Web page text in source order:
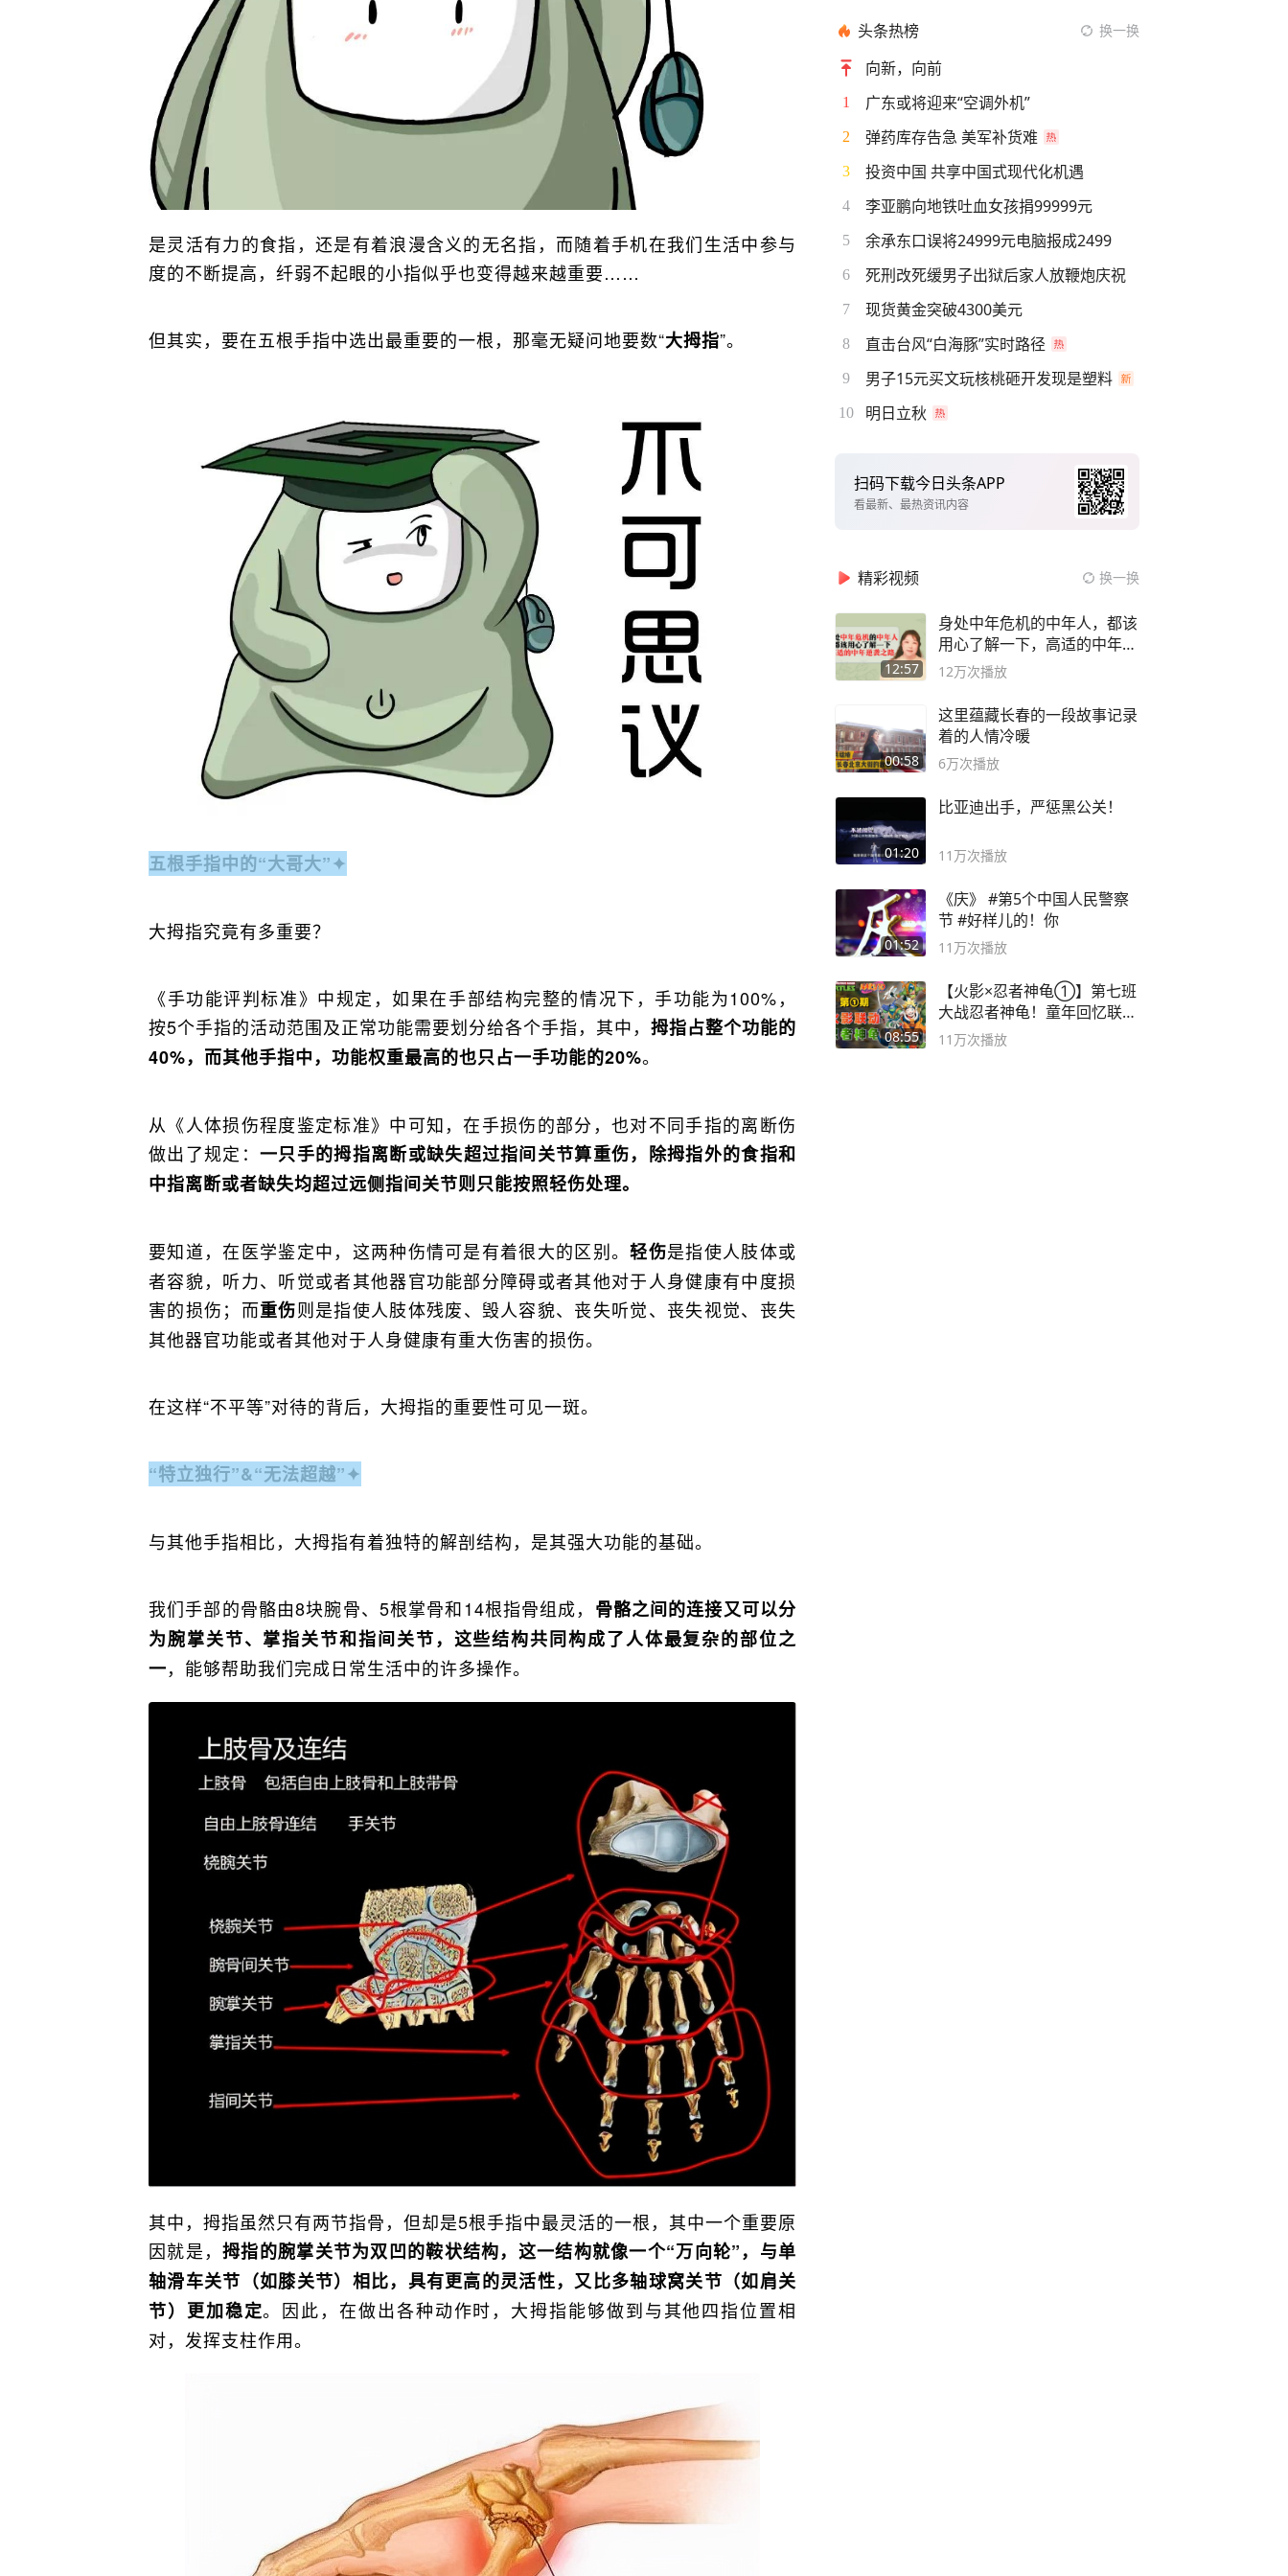
是灵活有力的食指，还是有着浪漫含义的无名指，而随着手机在我们生活中参与
度的不断提高，纤弱不起眼的小指似乎也变得越来越重要……
但其实，要在五根手指中选出最重要的一根，那毫无疑问地要数“大拇指”。
五根手指中的“大哥大”✦
大拇指究竟有多重要？
《手功能评判标准》中规定，如果在手部结构完整的情况下，手功能为100%，
按5个手指的活动范围及正常功能需要划分给各个手指，其中， 拇指占整个功能的
40%，而其他手指中，功能权重最高的也只占一手功能的20%。
从《人体损伤程度鉴定标准》中可知，在手损伤的部分，也对不同手指的离断伤
做出了规定： 一只手的拇指离断或缺失超过指间关节算重伤，除拇指外的食指和
中指离断或者缺失均超过远侧指间关节则只能按照轻伤处理。
要知道，在医学鉴定中，这两种伤情可是有着很大的区别。轻伤是指使人肢体或
者容貌，听力、听觉或者其他器官功能部分障碍或者其他对于人身健康有中度损
害的损伤；而重伤则是指使人肢体残废、毁人容貌、丧失听觉、丧失视觉、丧失
其他器官功能或者其他对于人身健康有重大伤害的损伤。
在这样“不平等”对待的背后，大拇指的重要性可见一斑。
“特立独行”&“无法超越”✦
与其他手指相比，大拇指有着独特的解剖结构，是其强大功能的基础。
我们手部的骨骼由8块腕骨、5根掌骨和14根指骨组成， 骨骼之间的连接又可以分
为腕掌关节、掌指关节和指间关节，这些结构共同构成了人体最复杂的部位之
一，能够帮助我们完成日常生活中的许多操作。
其中，拇指虽然只有两节指骨，但却是5根手指中最灵活的一根，其中一个重要原
因就是，拇指的腕掌关节为双凹的鞍状结构，这一结构就像一个“万向轮”，与单
轴滑车关节（如膝关节）相比，具有更高的灵活性，又比多轴球窝关节（如肩关
节）更加稳定。因此，在做出各种动作时，大拇指能够做到与其他四指位置相
对，发挥支柱作用。
头条热榜 换一换
向新，向前
1 广东或将迎来“空调外机”
2 弹药库存告急 美军补货难
3 投资中国 共享中国式现代化机遇
4 李亚鹏向地铁吐血女孩捐99999元
5 余承东口误将24999元电脑报成2499
6 死刑改死缓男子出狱后家人放鞭炮庆祝
7 现货黄金突破4300美元
8 直击台风“白海豚”实时路径
9 男子15元买文玩核桃砸开发现是塑料
10 明日立秋
扫码下载今日头条APP
看最新、最热资讯内容
精彩视频 换一换
12:57
身处中年危机的中年人，都该
用心了解一下，高适的中年逆
袭之路
12万次播放
00:58
这里蕴藏长春的一段故事记录
着的人情冷暖
6万次播放
01:20
比亚迪出手，严惩黑公关！
11万次播放
01:52
《庆》 #第5个中国人民警察
节 #好样儿的！你
11万次播放
08:55
【火影×忍者神龟①】第七班
大战忍者神龟！童年回忆联动
论武？
11万次播放